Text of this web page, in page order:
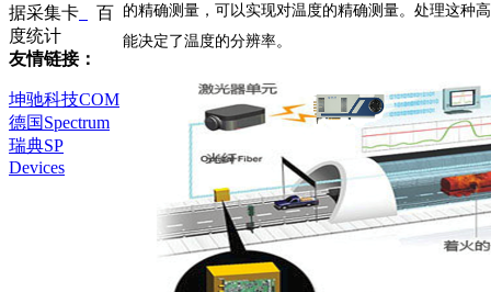
的精确测量，可以实现对温度的精确测量。处理这种
能决定了温度的分辨率。
据采集卡
百
度统计
友情链接：
坤驰科技COM
德国Spectrum
瑞典SP
Devices